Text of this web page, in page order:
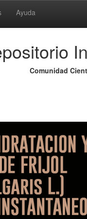
Ayuda
Comunidad